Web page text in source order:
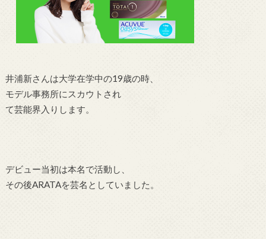
井浦新さんは大学在学中の19歳の時、
モデル事務所にスカウトされ
て芸能界入りします。
デビュー当初は本名で活動し、
その後ARATAを芸名としていました。